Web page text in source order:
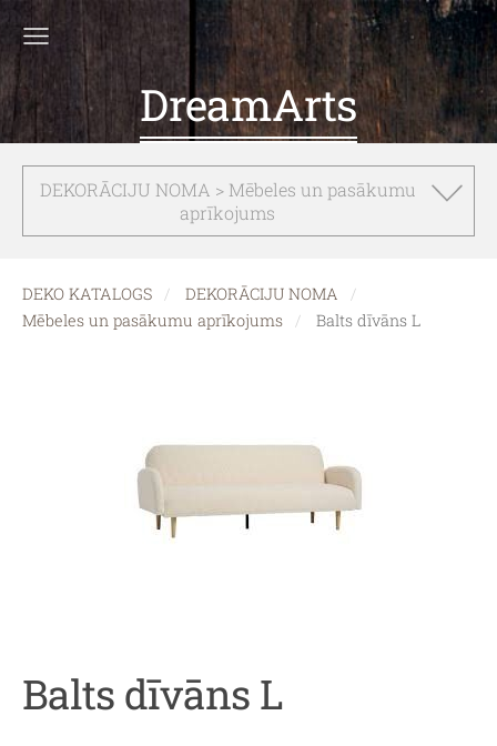
DreamArts
DEKORĀCIJU NOMA > Mēbeles un pasākumu
aprīkojums
DEKO KATALOGS
DEKORĀCIJU NOMA
Mēbeles un pasākumu aprīkojums
Balts dīvāns L
Balts dīvāns L